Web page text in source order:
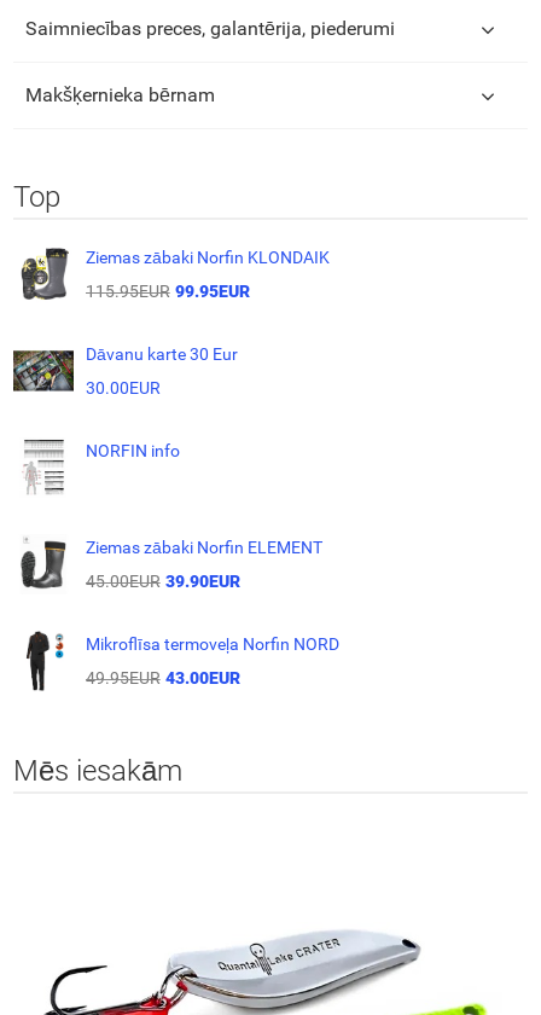
Saimniecības preces, galantērija, piederumi
Makšķernieka bērnam
Top
Ziemas zābaki Norfin KLONDAIK
115.95EUR 99.95EUR
Dāvanu karte 30 Eur
30.00EUR
NORFIN info
Ziemas zābaki Norfin ELEMENT
45.00EUR 39.90EUR
Mikroflīsa termoveļa Norfin NORD
49.95EUR 43.00EUR
Mēs iesakām